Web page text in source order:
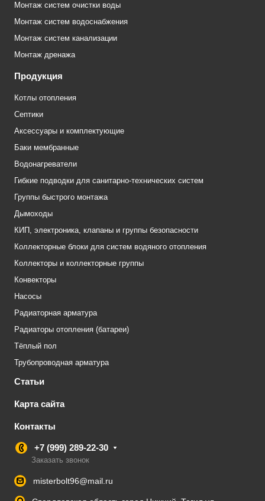
Монтаж систем очистки воды
Монтаж систем водоснабжения
Монтаж систем канализации
Монтаж дренажа
Продукция
Котлы отопления
Септики
Аксессуары и комплектующие
Баки мембранные
Водонагреватели
Гибкие подводки для санитарно-технических систем
Группы быстрого монтажа
Дымоходы
КИП, электроника, клапаны и группы безопасности
Коллекторные блоки для систем водяного отопления
Коллекторы и коллекторные группы
Конвекторы
Насосы
Радиаторная арматура
Радиаторы отопления (батареи)
Тёплый пол
Трубопроводная арматура
Статьи
Карта сайта
Контакты
+7 (999) 289-22-30
Заказать звонок
misterbolt96@mail.ru